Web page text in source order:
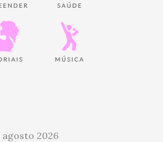
agosto 2026